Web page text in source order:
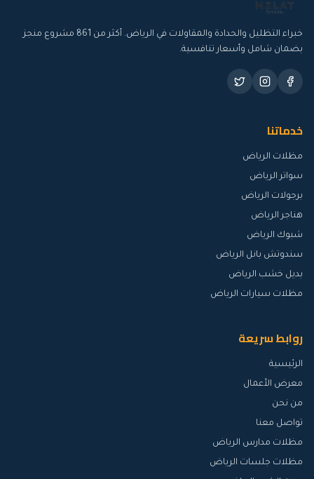
خبراء التظليل والحدادة والمقاولات في الرياض. أكثر من 861 مشروع منجز
بضمان شامل وأسعار تنافسية.
خدماتنا
مظلات الرياض
سواتر الرياض
برجولات الرياض
هناجر الرياض
شبوك الرياض
سندوتش بانل الرياض
بديل خشب الرياض
مظلات سيارات الرياض
روابط سريعة
الرئيسية
معرض الأعمال
من نحن
تواصل معنا
مظلات مدارس الرياض
مظلات جلسات الرياض